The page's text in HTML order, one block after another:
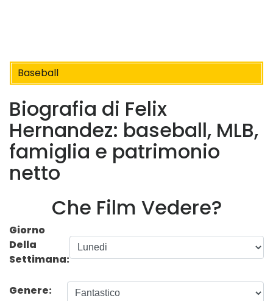
Baseball
Biografia di Felix
Hernandez: baseball, MLB,
famiglia e patrimonio
netto
Che Film Vedere?
Giorno
Della
Settimana:
Genere: